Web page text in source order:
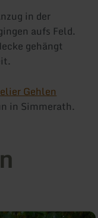
in der
aufs Feld.
gehängt
Gehlen
in Simmerath.